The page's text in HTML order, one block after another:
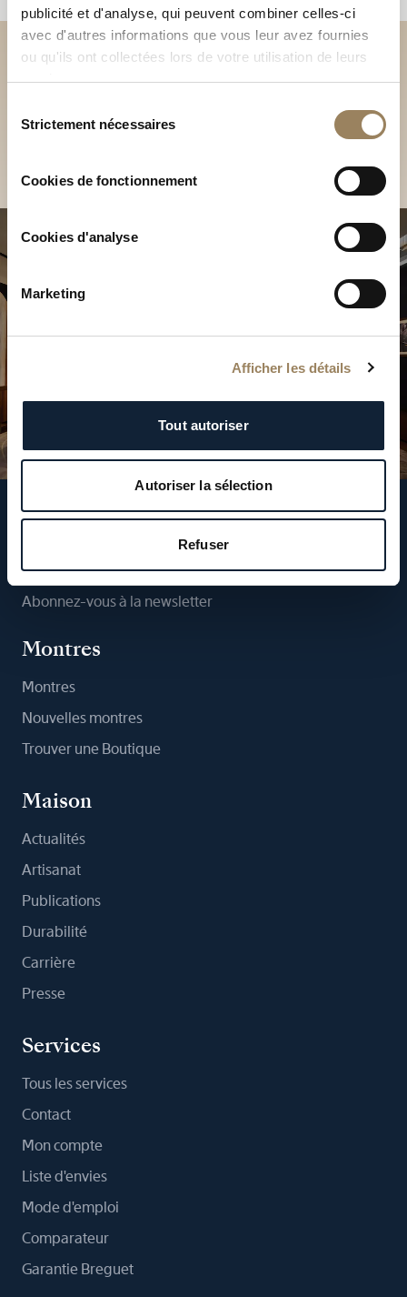
publicité et d'analyse, qui peuvent combiner celles-ci
avec d'autres informations que vous leur avez fournies
ou qu'ils ont collectées lors de votre utilisation de leurs
services.
duStrictement nécessaires
Cookies de fonctionnement
Cookies d'analyse
Marketing
Afficher les détails
Tout autoriser
Autoriser la sélection
Refuser
Découvrez nos collections
en Boutique
Suivez-nous
Abonnez-vous à la newsletter
Montres
Montres
Nouvelles montres
Trouver une Boutique
Maison
Actualités
Artisanat
Publications
Durabilité
Carrière
Presse
Services
Tous les services
Contact
Mon compte
Liste d'envies
Mode d'emploi
Comparateur
Garantie Breguet